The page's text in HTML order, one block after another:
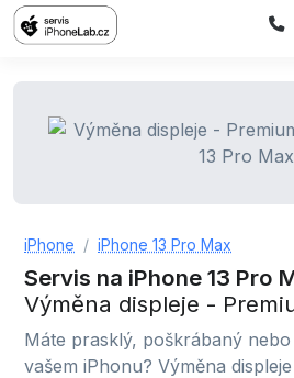
iPhone iPhone 13 Pro Max
Servis na iPhone 13 Pro
Výměna displeje -
Máte prasklý, poškrábaný
vašem iPhonu? Výměna